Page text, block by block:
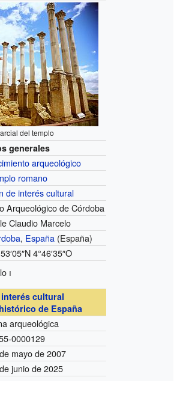
del templo
generales
arqueológico
romano
de interés cultural
Arqueológico de Córdoba
Claudio Marcelo
, España (España)
4°46′35″O
i
cultural
de España
arqueológica
0000129
mayo de 2007
junio de 2025